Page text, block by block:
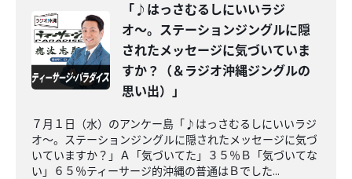
「♪はっさむるしにいいラジ
オ〜。ステーションジングルに隠
されたメッセージに気づいていま
すか？（＆ラジオ沖縄ジングルの
思い出）」
７月１日（水）のアンケー島「♪はっさむるしにいいラジ
オ〜。ステーションジングルに隠されたメッセージに気づ
いていますか？」Ａ「気づいてた」３５％Ｂ「気づいてな
い」６５％ティーサージ的沖縄の普通はＢでした...